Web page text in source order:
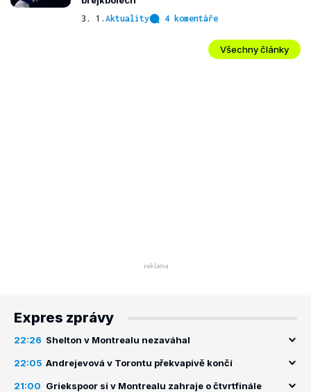
3. 1. Aktuality 4 komentáře
Všechny články
Expres zprávy
22:26 Shelton v Montrealu nezaváhal
22:05 Andrejevová v Torontu překvapivě končí
21:00 Griekspoor si v Montrealu zahraje o čtvrtfinále